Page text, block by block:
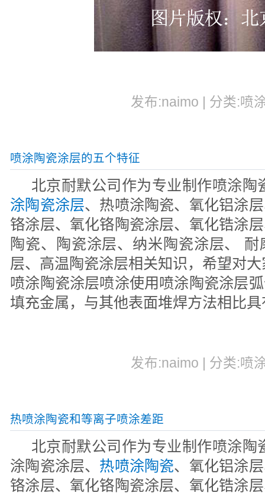
发布:naimo | 分类:喷
喷涂陶瓷涂层的五个特征
北京耐默公司作为专业制作喷涂
涂陶瓷涂层、热喷涂陶瓷、氧化铝涂
铬涂层、氧化铬陶瓷涂层、氧化锆涂
陶瓷、陶瓷涂层、纳米陶瓷涂层、
层、高温陶瓷涂层相关知识，希望对
喷涂陶瓷涂层喷涂使用喷涂陶瓷涂层
填充金属，与其他表面堆焊方法相比
发布:naimo | 分类:喷
热喷涂陶瓷和等离子喷涂差距
北京耐默公司作为专业制作喷涂陶
涂陶瓷涂层、 热喷涂陶瓷、氧化铝涂
铬涂层、氧化铬陶瓷涂层、氧化锆涂